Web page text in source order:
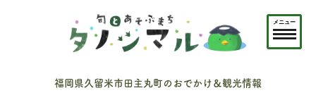
福岡県久留米市田主丸町のおでかけ＆観光情報
メニュー